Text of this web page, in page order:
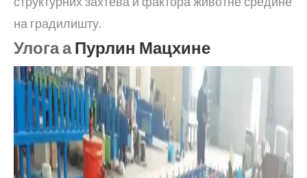
на градилишту.
Улога аПурлин Мацхине